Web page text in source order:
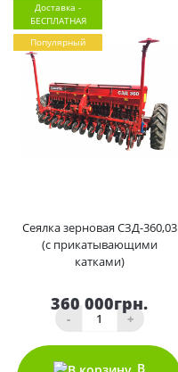
Доставка -
БЕСПЛАТНАЯ
Популярный
Сеялка зерновая СЗД-360,03
(с прикатывающими
катками)
360 000грн.
- +
В